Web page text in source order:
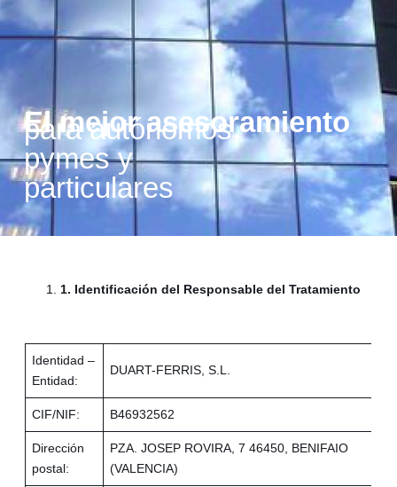
El mejor asesoramiento
para autónomos,
pymes y
particulares
1. Identificación del Responsable del Tratamiento
Identidad –
Entidad:
DUART-FERRIS, S.L.
CIF/NIF: B46932562
Dirección
postal:
PZA. JOSEP ROVIRA, 7 46450, BENIFAIO
(VALENCIA)